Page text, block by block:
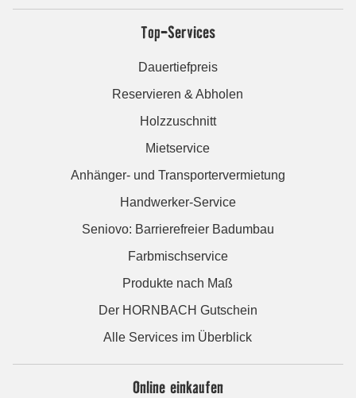
Top-Services
Dauertiefpreis
Reservieren & Abholen
Holzzuschnitt
Mietservice
Anhänger- und Transportervermietung
Handwerker-Service
Seniovo: Barrierefreier Badumbau
Farbmischservice
Produkte nach Maß
Der HORNBACH Gutschein
Alle Services im Überblick
Online einkaufen